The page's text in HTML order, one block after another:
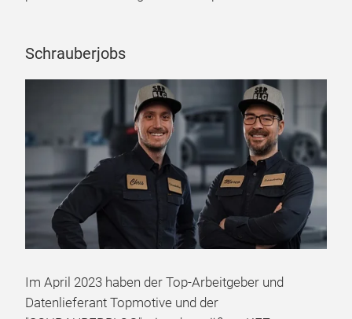
Schrauberjobs
Im April 2023 haben der Top-Arbeitgeber und